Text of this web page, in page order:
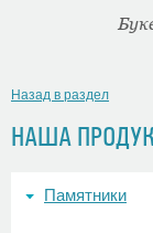
НАША
Памятники
Назад в раздел